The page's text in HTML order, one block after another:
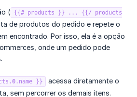
( {{# products }} ... {{/ products
de produtos do pedido e repete o
encontrado. Por isso, ela é a opção
onde um pedido pode
}}
acessa diretamente o
sem percorrer os demais itens.